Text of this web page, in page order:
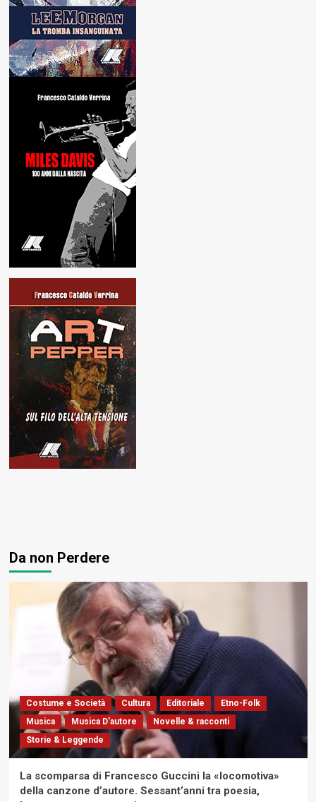
Da non Perdere
Costume e Società Cultura Editoriale
Etno-Folk
Musica
Musica D'autore
Novelle & racconti
Storie & Leggende
La scomparsa di Francesco Guccini la «locomotiva»
della canzone d’autore. Sessant’anni tra poesia,